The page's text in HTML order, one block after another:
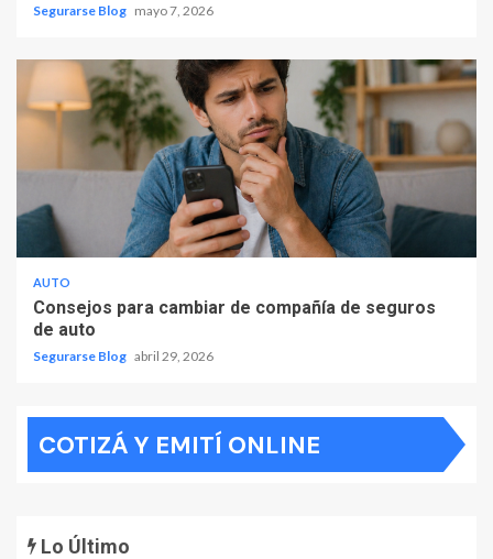
Segurarse Blog mayo 7, 2026
AUTO
Consejos para cambiar de compañía de seguros
de auto
Segurarse Blog abril 29, 2026
COTIZÁ Y EMITÍ ONLINE
Lo Último